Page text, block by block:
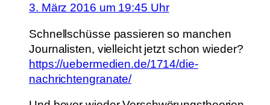
3. März 2016 um 19:45 Uhr
Schnellschüsse passieren so manchen
Journalisten, vielleicht jetzt schon wieder?
https://uebermedien.de/1714/die-
nachrichtengranate/